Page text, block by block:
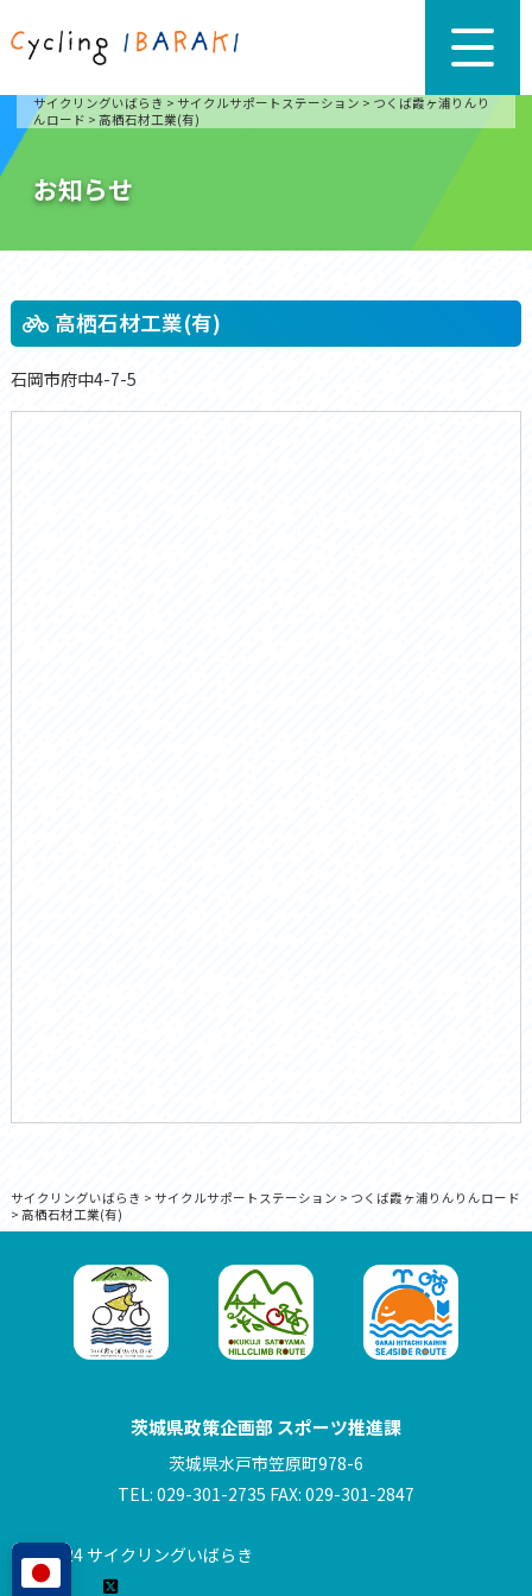
サイクリングいばらき > サイクルサポートステーション > つくば霞ヶ浦りんり
んロード > 高栖石材工業(有)
お知らせ
高栖石材工業(有)
石岡市府中4-7-5
サイクリングいばらき > サイクルサポートステーション > つくば霞ヶ浦りんりんロード
> 高栖石材工業(有)
茨城県政策企画部 スポーツ推進課
茨城県水戸市笠原町978-6
TEL: 029-301-2735 FAX: 029-301-2847
© 2024 サイクリングいばらき